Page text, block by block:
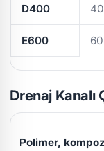
D400
E600
Drenaj Kanalı
Polimer,